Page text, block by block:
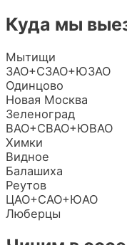
Куда мы
Мытищи
ЗАО+СЗАО+ЮЗАО
Одинцово
Новая Москва
Зеленоград
ВАО+СВАО+ЮВАО
Химки
Видное
Балашиха
Реутов
ЦАО+САО+ЮАО
Люберцы